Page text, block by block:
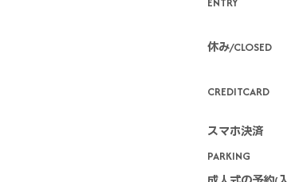
休み/CLOSED
CREDITCARD
スマホ決済
PARKING